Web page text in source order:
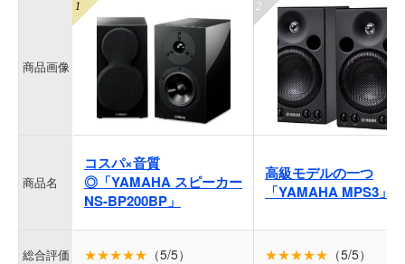
商品画像
商品名
コスパ×音質
◎「YAMAHA スピーカー
NS-BP200BP」
高級モデルの一つ
「YAMAHA MPS3」
総合評価 ★★★★★ （5/5） ★★★★★ （5/5）